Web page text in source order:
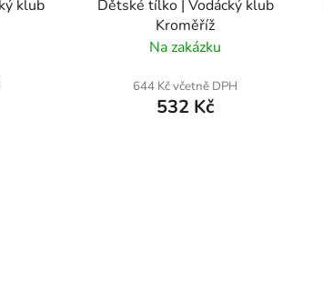
klub
Dětské tílko | Vodácký klub
Kroměříž
Na zakázku
644 Kč včetně DPH
532 Kč